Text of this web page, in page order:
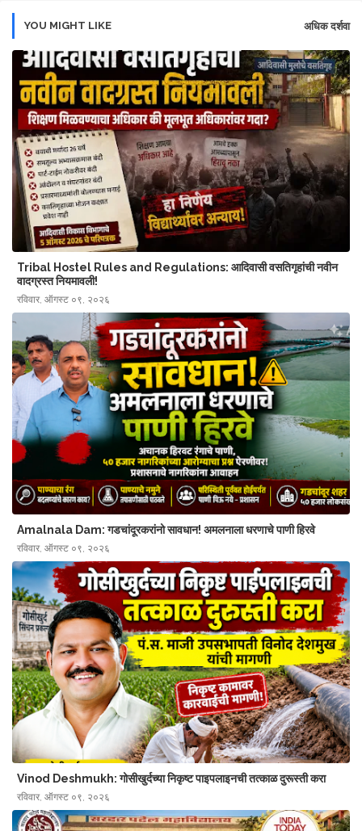
YOU MIGHT LIKE अधिक दर्शवा
Tribal Hostel Rules and Regulations: आदिवासी वसतिगृहांची नवीन
वादग्रस्त नियमावली!
रविवार, ऑगस्ट ०९, २०२६
Amalnala Dam: गडचांदूरकरांनो सावधान! अमलनाला धरणाचे पाणी हिरवे
रविवार, ऑगस्ट ०९, २०२६
Vinod Deshmukh: गोसीखुर्दच्या निकृष्ट पाइपलाइनची तत्काळ दुरूस्ती करा
रविवार, ऑगस्ट ०९, २०२६